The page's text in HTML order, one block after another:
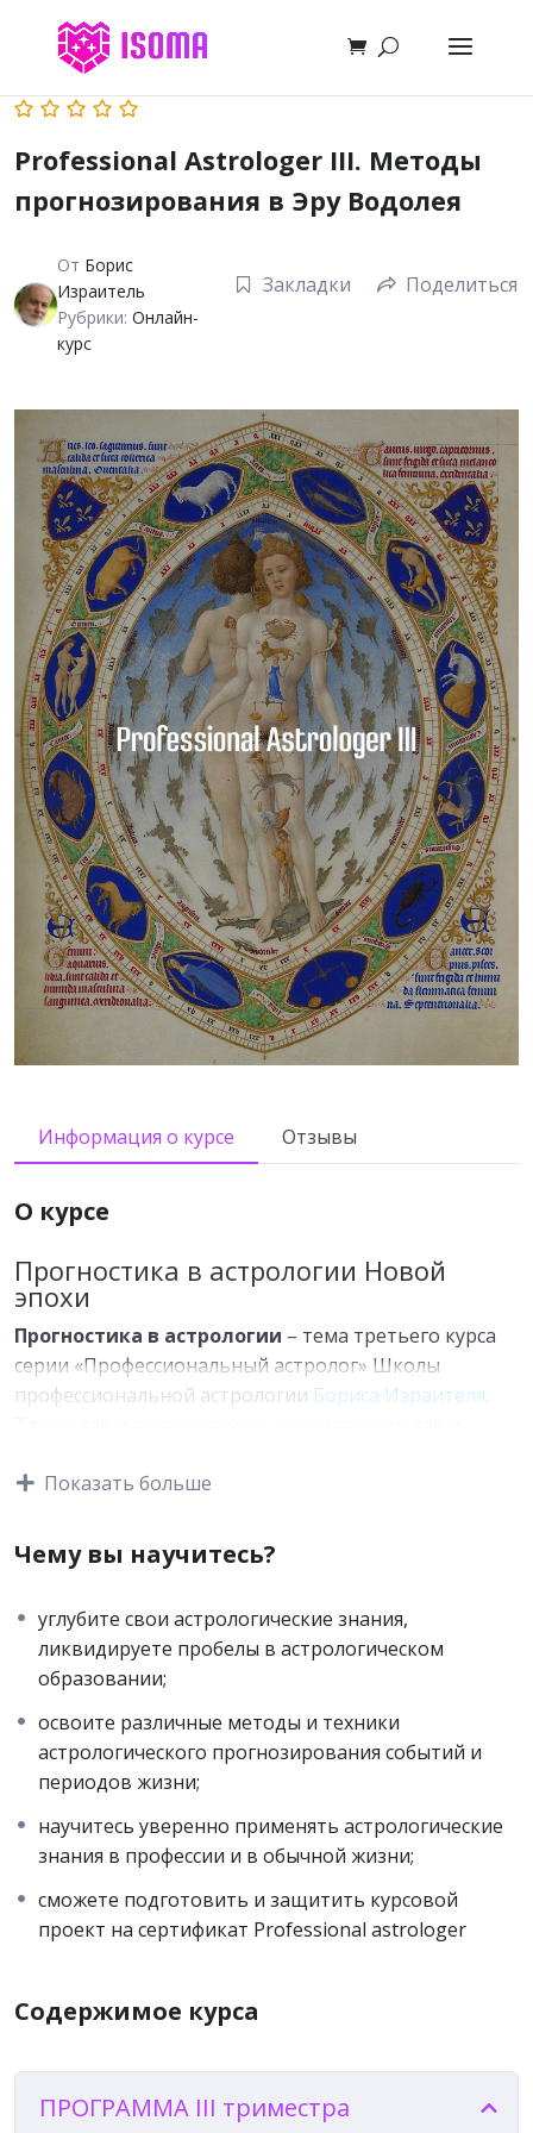
Professional Astrologer III. Методы
прогнозирования в Эру Водолея
От Борис
Израитель
Рубрики: Онлайн-
курс
Закладки Поделиться
Информация о курсе Отзывы
О курсе
Прогностика в астрологии Новой
эпохи
Прогностика в астрологии – тема третьего курса
серии «Профессиональный астролог» Школы
профессиональной астрологии Бориса Израителя.
астрологии приобретает новые черты,
прогнозирования с учетом их необходимой
актуализации будет посвящен третий курс.
Содержание курса «Методы
прогнозирования в Эру Водолея»
Интенсивный курс разбирает все основные вопросы
прогостили в астрологии, объединенные
следующими темами:
принципы прогнозирования;
транзиты;
дирекции;
прогрессии;
другие методы прогноза.
триместра
с участием Бориса Израителя
Показать больше
Чему вы научитесь?
углубите свои астрологические знания,
ликвидируете пробелы в астрологическом
образовании;
освоите различные методы и техники
астрологического прогнозирования событий и
периодов жизни;
научитесь уверенно применять астрологические
знания в профессии и в обычной жизни;
сможете подготовить и защитить курсовой
проект на сертификат Professional astrologer
Содержимое курса
ПРОГРАММА III триместра